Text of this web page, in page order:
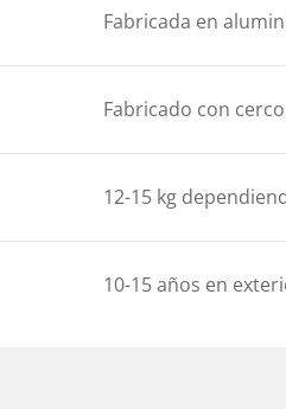
Fabricada en
Fabricado con
12-15 kg
10-15 años en